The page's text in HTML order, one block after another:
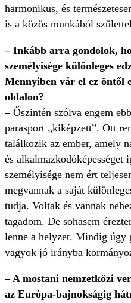
harmonikus, és
is a közös munkából
– Inkább arra gondolok,
személyisége különleges
Mennyiben vár el ez öntől
oldalon?
– Őszintén szólva engem
parasport „kiképzett”. Ott
találkozik az ember, amely
és
személyisége nem ért
megvannak a saját
tudja. Voltak és vannak
tagadom. De sohasem
lenne a helyzet. Mindig úgy
vagyok jó irányba
– A mostani nemzetközi
az Európa-bajnokságig